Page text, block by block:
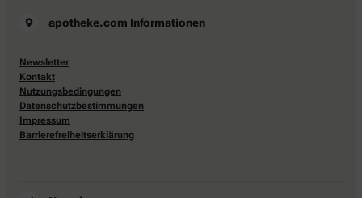
apotheke.com Informationen
Newsletter
Kontakt
Nutzungsbedingungen
Datenschutzbestimmungen
Impressum
Barrierefreiheitserklärung